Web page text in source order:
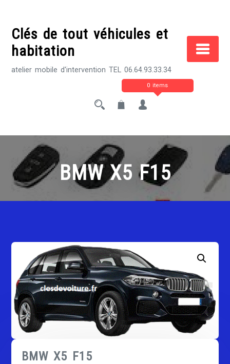
contentClés de tout véhicules et
habitation
atelier mobile d'intervention TEL 06.64.93.33.34
0 items
BMW X5 F15
BMW X5 F15